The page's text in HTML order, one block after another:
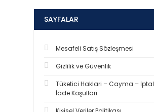
SAYFALAR
Mesafeli Satış Sözleşmesi
Gizlilik ve Güvenlik
Tüketici Haklari – Cayma – İptal
İade Koşullari